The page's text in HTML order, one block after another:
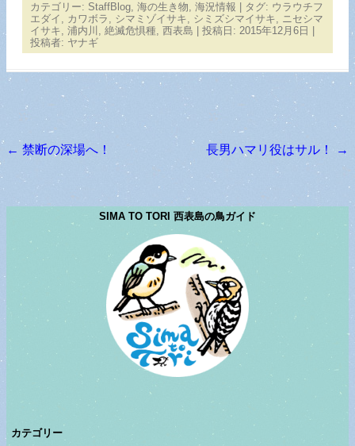
カテゴリー: StaffBlog 海の生き物 海況情報 | タグ: ウラウチフ
エダイ
カワボラ シマミゾイサキ シミズシマイサキ
ニセシマ
イサキ 浦内川 絶滅危惧種 西表島 | 投稿日: 2015年12月6日 |
投稿者: ヤナギ
投稿ナビゲーション
← 禁断の深場へ！ 長男ハマリ役はサル！ →
SIMA TO TORI 西表島の鳥ガイド
カテゴリー